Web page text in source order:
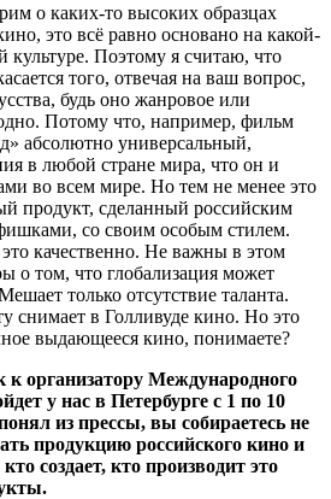
о каких-то высоких образцах
это всё равно основано на какой-
культуре. Поэтому я считаю, что
того, отвечая на ваш вопрос,
будь оно жанровое или
Потому что, например, фильм
абсолютно универсальный,
в любой стране мира, что он и
во всем мире. Но тем не менее это
продукт, сделанный российским
со своим особым стилем.
качественно. Не важны в этом
о том, что глобализация может
только отсутствие таланта.
снимает в Голливуде кино. Но это
выдающееся кино, понимаете?
организатору Международного
у нас в Петербурге с 1 по 10
из прессы, вы собираетесь не
продукцию российского кино и
создает, кто производит это